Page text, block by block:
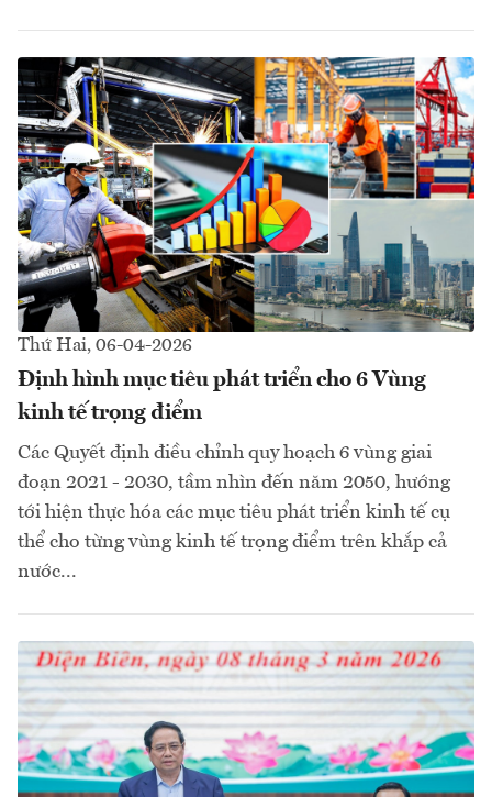
Thứ Hai, 06-04-2026
Định hình mục tiêu phát triển cho 6 Vùng
kinh tế trọng điểm
Các Quyết định điều chỉnh quy hoạch 6 vùng giai
đoạn 2021 - 2030, tầm nhìn đến năm 2050, hướng
tới hiện thực hóa các mục tiêu phát triển kinh tế cụ
thể cho từng vùng kinh tế trọng điểm trên khắp cả
nước...